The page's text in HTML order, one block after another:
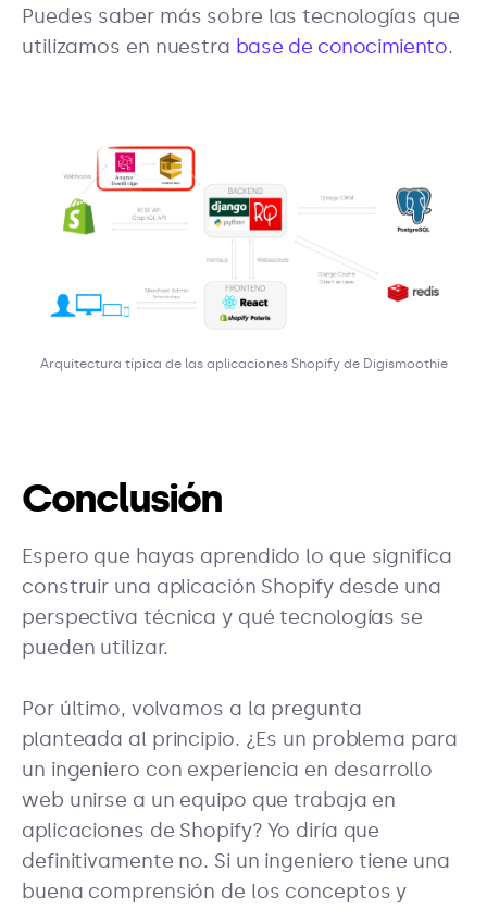
Puedes saber más sobre las tecnologías que
utilizamos en nuestra base de conocimiento.
Arquitectura típica de las aplicaciones Shopify de Digismoothie
Conclusión
Espero que hayas aprendido lo que significa
construir una aplicación Shopify desde una
perspectiva técnica y qué tecnologías se
pueden utilizar.
Por último, volvamos a la pregunta
planteada al principio. ¿Es un problema para
un ingeniero con experiencia en desarrollo
web unirse a un equipo que trabaja en
aplicaciones de Shopify? Yo diría que
definitivamente no. Si un ingeniero tiene una
buena comprensión de los conceptos y